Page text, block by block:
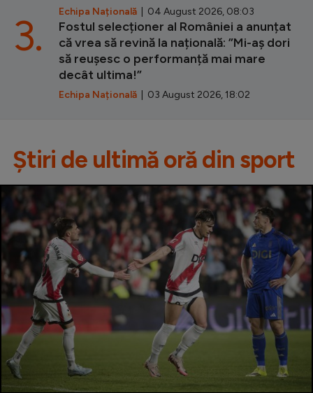
Echipa Națională | 04 August 2026, 08:03
Fostul selecționer al României a anunțat
că vrea să revină la națională: ”Mi-aș dori
să reușesc o performanță mai mare
decât ultima!”
Echipa Națională | 03 August 2026, 18:02
3.
Știri de ultimă oră din sport